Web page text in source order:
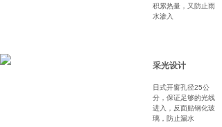
积累热量，又防止雨
水渗入
采光设计
日式开窗孔径25公
分，保证足够的光线
进入，反面贴钢化玻
璃，防止漏水